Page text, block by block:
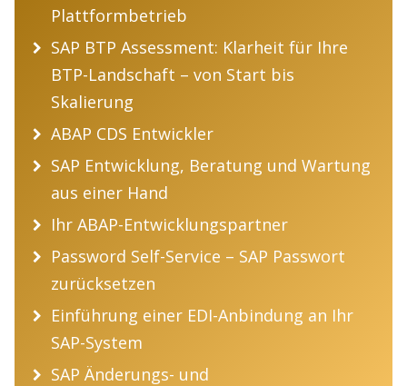
Plattformbetrieb
SAP BTP Assessment: Klarheit für Ihre
BTP-Landschaft – von Start bis
Skalierung
ABAP CDS Entwickler
SAP Entwicklung, Beratung und Wartung
aus einer Hand
Ihr ABAP-Entwicklungspartner
Password Self-Service – SAP Passwort
zurücksetzen
Einführung einer EDI-Anbindung an Ihr
SAP-System
SAP Änderungs- und